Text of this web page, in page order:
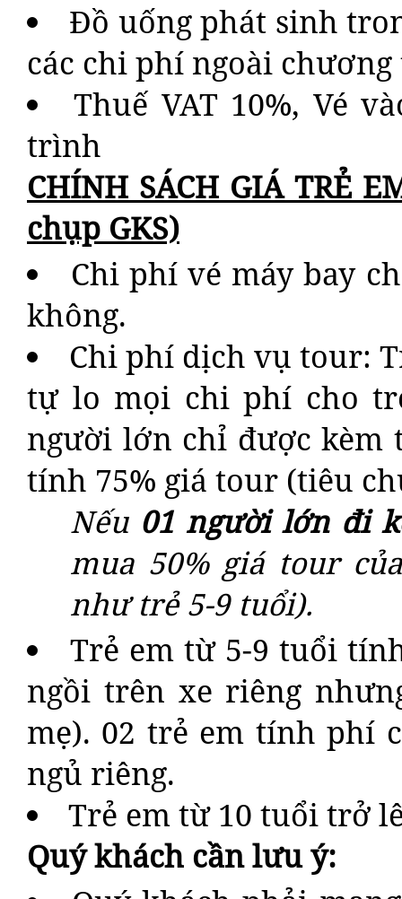
Đồ uống phát sinh
các chi phí ngoài
Thuế VAT 10%, Vé
trình
CHÍNH SÁCH GIÁ TRẺ
chụp GKS)
Chi phí vé máy bay
không.
Chi phí dịch vụ tour:
tự lo mọi chi phí cho
người lớn chỉ được kèm
tính 75% giá tour (tiêu
Nếu 01 người lớn đi
mua 50% giá tour
như trẻ 5-9 tuổi).
Trẻ em từ 5-9 tuổi
ngồi trên xe riêng
mẹ). 02 trẻ em tính phí
ngủ riêng.
Trẻ em từ 10 tuổi trở
Quý khách cần lưu ý: